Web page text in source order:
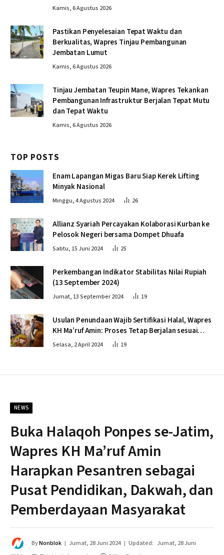
Kamis, 6 Agustus 2026
Pastikan Penyelesaian Tepat Waktu dan
Berkualitas, Wapres Tinjau Pembangunan
Jembatan Lumut
Kamis, 6 Agustus 2026
Tinjau Jembatan Teupin Mane, Wapres Tekankan
Pembangunan Infrastruktur Berjalan Tepat Mutu
dan Tepat Waktu
Kamis, 6 Agustus 2026
TOP POSTS
Enam Lapangan Migas Baru Siap Kerek Lifting
Minyak Nasional
Minggu, 4 Agustus 2024 26
Allianz Syariah Percayakan Kolaborasi Kurban ke
Pelosok Negeri bersama Dompet Dhuafa
Sabtu, 15 Juni 2024 25
Perkembangan Indikator Stabilitas Nilai Rupiah
(13 September 2024)
Jumat, 13 September 2024 19
Usulan Penundaan Wajib Sertifikasi Halal, Wapres
KH Ma’ruf Amin: Proses Tetap Berjalan sesuai
Penahapan
Selasa, 2 April 2024 19
NEWS
Buka Halaqoh Ponpes se-Jatim,
Wapres KH Ma’ruf Amin
Harapkan Pesantren sebagai
Pusat Pendidikan, Dakwah, dan
Pemberdayaan Masyarakat
ByNonblok Jumat, 28 Juni 2024 Updated: Jumat, 28 Juni